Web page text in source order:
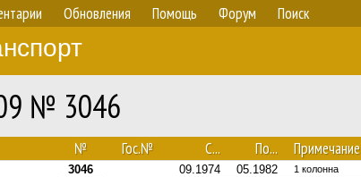
Обновления Помощь Форум Поиск
№ 3046
№ Гос.№ С... По... Примечание
3046
09.1974 05.1982 1 колонна